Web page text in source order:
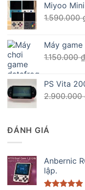
Miyoo
1.590.000
Máy
1.150.000₫
PS Vita
2.900.000
ĐÁNH GIÁ
Anbernic
lập.